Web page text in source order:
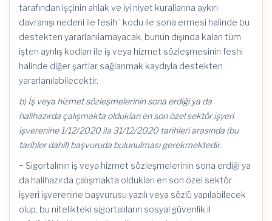
tarafından işçinin ahlak ve iyi niyet kurallarına aykırı
davranışı nedeni ile fesih” kodu ile sona ermesi halinde bu
destekten yararlanılamayacak, bunun dışında kalan tüm
işten ayrılış kodları ile iş veya hizmet sözleşmesinin feshi
halinde diğer şartlar sağlanmak kaydıyla destekten
yararlanılabilecektir.
b) İş veya hizmet sözleşmelerinin sona erdiği ya da
halihazırda çalışmakta oldukları en son özel sektör işyeri
işverenine 1/12/2020 ila 31/12/2020 tarihleri arasında (bu
tarihler dahil) başvuruda bulunulması gerekmektedir.
− Sigortalının iş veya hizmet sözleşmelerinin sona erdiği ya
da halihazırda çalışmakta oldukları en son özel sektör
işyeri işverenine başvurusu yazılı veya sözlü yapılabilecek
olup, bu nitelikteki sigortalıların sosyal güvenlik il